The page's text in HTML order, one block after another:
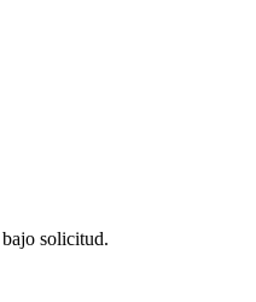
solicitud.